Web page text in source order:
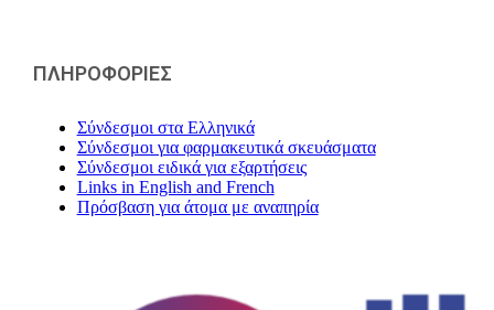
ΠΛΗΡΟΦΟΡΙΕΣ
Σύνδεσμοι στα Ελληνικά
Σύνδεσμοι για φαρμακευτικά σκευάσματα
Σύνδεσμοι ειδικά για εξαρτήσεις
Links in English and French
Πρόσβαση για άτομα με αναπηρία